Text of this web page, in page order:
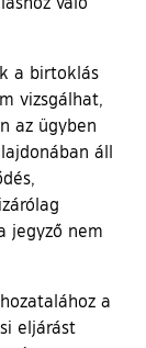
a birtoklás
vizsgálhat,
az ügyben
áll
jegyző nem
a
eljárást